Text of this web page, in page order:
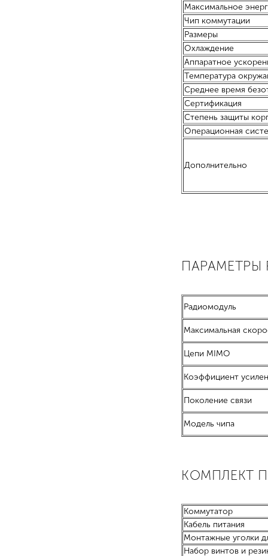
Максимальное
Чип коммутации
Размеры
Охлаждение
Аппаратное
Температура
Среднее время
Сертификация
Степень защиты
Операционная
Дополнительно
ПАРАМЕТРЫ
Радиомодуль
Максимальная
Цепи MIMO
Коэффициент
Поколение связи
Модель чипа
КОМПЛЕКТ
Коммутатор
Кабель питания
Монтажные уголки
Набор винтов и